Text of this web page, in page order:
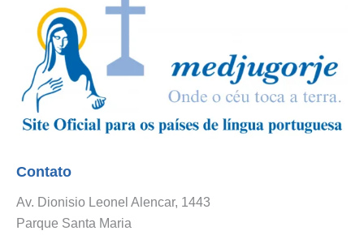
Contato
Av. Dionisio Leonel Alencar, 1443
Parque Santa Maria